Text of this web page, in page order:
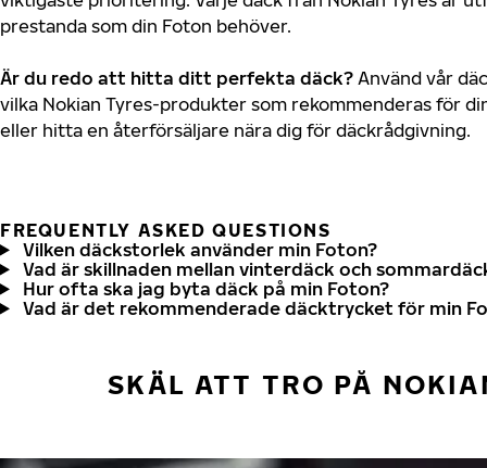
prestanda som din Foton behöver.
Är du redo att hitta ditt perfekta däck? Använd vår
vilka Nokian Tyres-produkter som rekommenderas för
eller hitta en återförsäljare nära dig för däckrådgivning.
FREQUENTLY ASKED QUESTIONS
Vilken däckstorlek använder min Foton?
Vad är skillnaden mellan vinterdäck och
Hur ofta ska jag byta däck på min Foton?
Vad är det rekommenderade däcktrycket för min
SKÄL ATT TRO PÅ